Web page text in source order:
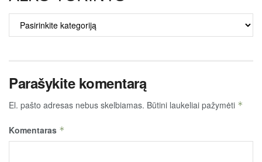
ALKO
TURINYS
Parašykite komentarą
El. pašto adresas nebus skelbiamas. Būtini laukeliai pažymėti *
Komentaras *